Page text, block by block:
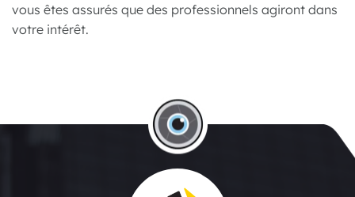
vous êtes assurés que des professionnels agiront dans
votre intérêt.